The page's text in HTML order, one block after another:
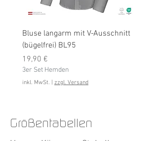
Bluse langarm mit V-Ausschnitt
(bügelfrei) BL95
Preis
19,90 €
3er Set Hemden
inkl. MwSt. zzgl. Versand
Größentabellen